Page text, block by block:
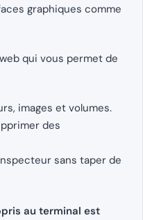
graphiques comme
qui vous permet de
images et volumes.
des
sans taper de
au terminal est